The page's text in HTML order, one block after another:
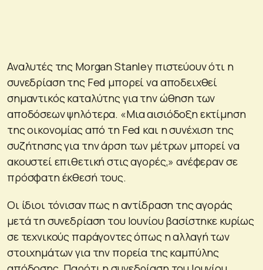
Αναλυτές της Morgan Stanley πιστεύουν ότι η
συνεδρίαση της Fed μπορεί να αποδειχθεί
σημαντικός καταλύτης για την ώθηση των
αποδόσεων ψηλότερα. «Μια αισιόδοξη εκτίμηση
της οικονομίας από τη Fed και η συνέχιση της
συζήτησης για την άρση των μέτρων μπορεί να
ακουστεί επιθετική στις αγορές,» ανέφεραν σε
πρόσφατη έκθεσή τους.
Οι ίδιοι τόνισαν πως η αντίδραση της αγοράς
μετά τη συνεδρίαση του Ιουνίου βασίστηκε κυρίως
σε τεχνικούς παράγοντες όπως η αλλαγή των
στοιχημάτων για την πορεία της καμπύλης